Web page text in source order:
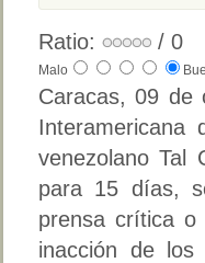
Ratio: / 0
Malo
Caracas, 09 de
venezolano Tal
para 15 días,
prensa crítica o
inacción de los